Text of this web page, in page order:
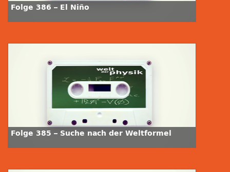
Folge 386 – El Niño
Folge 385 – Suche nach der Weltformel